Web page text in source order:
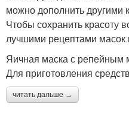
можно дополнить другими
Чтобы сохранить красоту
лучшими рецептами масок
Яичная маска с репейным
Для приготовления
читать дальше →